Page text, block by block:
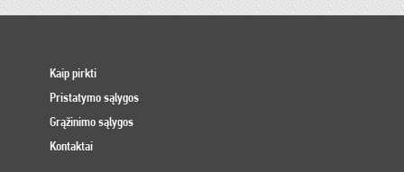
Kaip pirkti
Pristatymo sąlygos
Grąžinimo sąlygos
Kontaktai